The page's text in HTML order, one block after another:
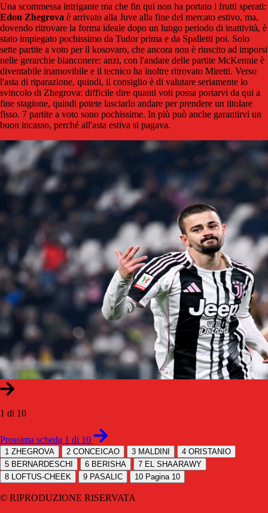
Una scommessa intrigante ma che fin qui non ha portato i frutti sperati:
Edon Zhegrova è arrivato alla Juve alla fine del mercato estivo, ma,
dovendo ritrovare la forma ideale dopo un lungo periodo di inattività, è
stato impiegato pochissimo da Tudor prima e da Spalletti poi. Solo
sette partite a voto per il kosovaro, che ancora non è riuscito ad imporsi
nelle gerarchie bianconere: anzi, con l'andare delle partite McKennie è
diventabile inamovibile e il tecnico ha inoltre ritrovato Miretti. Verso
l'asta di riparazione, quindi, il consiglio è di valutare seriamente lo
svincolo di Zhegrova: difficile dire quanti voti possa portarvi da qui a
fine stagione, quindi potete lasciarlo andare per prendere un titolare
fisso. 7 partite a voto sono pochissime. In più può anche garantirvi un
buon incasso, perché all'asta estiva si pagava.
1 di 10
Prossima scheda 1 di 10
1 ZHEGROVA 2 CONCEICAO 3 MALDINI 4 ORISTANIO
5 BERNARDESCHI 6 BERISHA 7 EL SHAARAWY
8
LOFTUS-CHEEK 9 PASALIC 10 Pagina 10
© RIPRODUZIONE RISERVATA